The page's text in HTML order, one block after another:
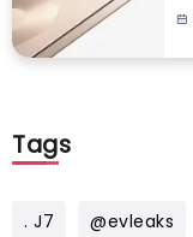
Tags
. J7 @evleaks